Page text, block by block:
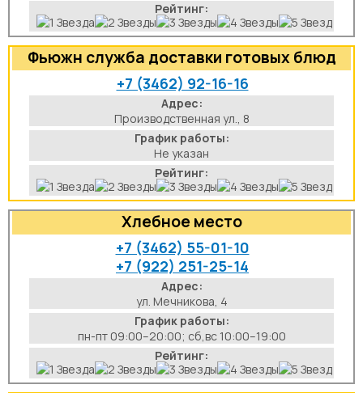
Рейтинг:
Фьюжн служба доставки готовых блюд
+7 (3462) 92-16-16
Адрес:
Производственная ул., 8
График работы:
Не указан
Рейтинг:
Хлебное место
+7 (3462) 55-01-10
+7 (922) 251-25-14
Адрес:
ул. Мечникова, 4
График работы:
пн-пт 09:00–20:00; сб,вс 10:00–19:00
Рейтинг: